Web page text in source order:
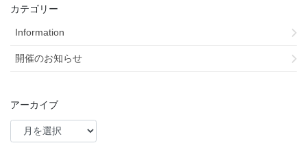
カテゴリー
Information
開催のお知らせ
アーカイブ